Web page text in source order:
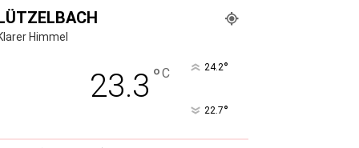
Himmel
23.3 °C 24.2°
22.7°